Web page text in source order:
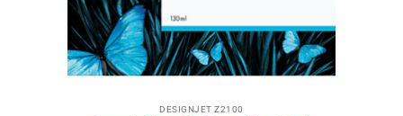
DESIGNJET Z2100